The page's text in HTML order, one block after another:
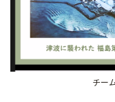
チー